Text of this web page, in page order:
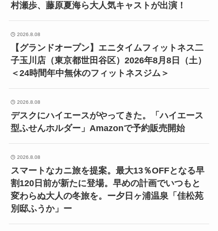
村瀬歩、藤原夏海ら大人気キャストが出演！
2026.8.08
【グランドオープン】エニタイムフィットネス二
子玉川店（東京都世田谷区）2026年8月8日（土）
＜24時間年中無休のフィットネスジム＞
2026.8.08
デスクにハイエースがやってきた。「ハイエース
型ふせんホルダー」Amazonで予約販売開始
2026.8.08
スマートなカニ旅を提案。最大13％OFFとなる早
割120日前が新たに登場。早めの計画でいつもと
変わらぬ大人の冬旅を。ー夕日ヶ浦温泉「佳松苑
別邸ふうか」ー